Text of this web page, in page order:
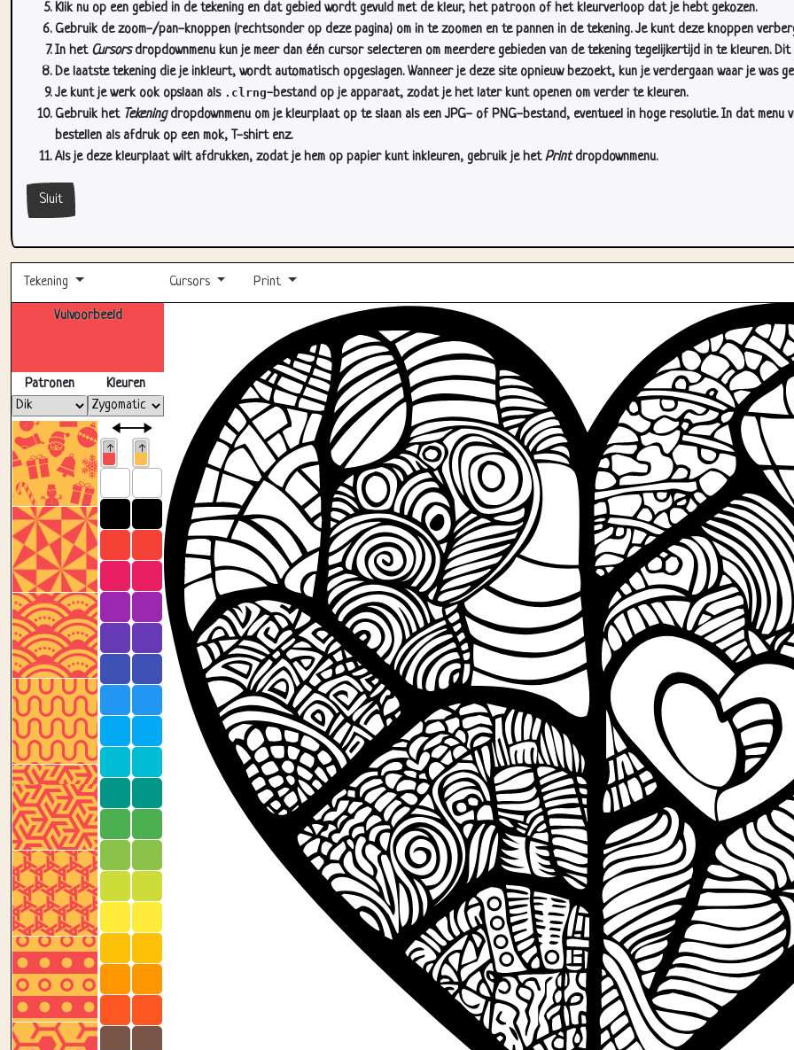
Klik nu op een gebied in de tekening en dat gebied wordt gevuld met de kleur, het patroon of het kleurverloop dat je hebt gekozen.
Gebruik de zoom-/pan-knoppen (rechtsonder op deze pagina) om in te zoomen en te pannen in de tekening. Je kunt deze knoppen
In het Cursorsdropdownmenu kun je meer dan één cursor selecteren om meerdere gebieden van de tekening tegelijkertijd in te kleuren. Dit
De laatste tekening die je inkleurt, wordt automatisch opgeslagen. Wanneer je deze site opnieuw bezoekt, kun je verdergaan waar je was
Je kunt je werk ook opslaan als .clrng-bestand op je apparaat, zodat je het later kunt openen om verder te kleuren.
Gebruik het Tekeningdropdownmenu om je kleurplaat op te slaan als een JPG- of PNG-bestand, eventueel in hoge resolutie. In dat
bestellen als afdruk op een mok, T-shirt enz.
Als je deze kleurplaat wilt afdrukken, zodat je hem op papier kunt inkleuren, gebruik je hetPrintdropdownmenu.
Sluit
Tekening Cursors Print
Vulvoorbeeld
Patronen Kleuren